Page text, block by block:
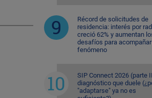
Récord de solicitudes de
residencia: interés por
creció 62% y aumentan
desafíos para
fenómeno
SIP Connect 2026 (parte
diagnóstico que duele
"adaptarse" ya no es